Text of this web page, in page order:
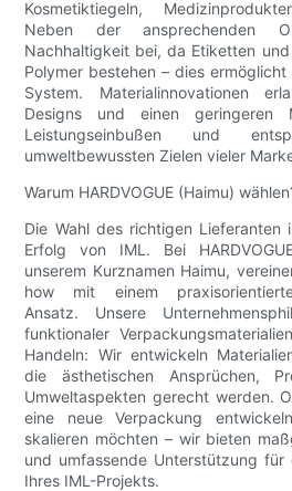
Kosmetiktiegeln,
Neben der ansprechenden
Nachhaltigkeit bei, da Etiketten
Polymer bestehen – dies
System. Materialinnovationen
Designs und einen geringeren
Leistungseinbußen und
umweltbewussten Zielen vieler
Warum HARDVOGUE (Haimu)
Die Wahl des richtigen
Erfolg von IML. Bei
unserem Kurznamen Haimu,
how mit einem
Ansatz. Unsere
funktionaler
Handeln: Wir entwickeln
die ästhetischen Ansprüchen,
Umweltaspekten gerecht werden.
eine neue Verpackung
skalieren möchten – wir bieten
und umfassende Unterstützung für
Ihres IML-Projekts.